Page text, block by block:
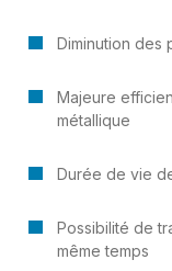
Diminution des
Majeure
métallique
Durée de vie
Possibilité de
même temps